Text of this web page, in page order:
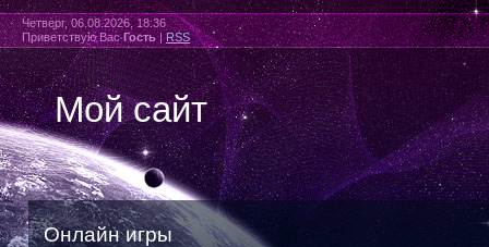
Четверг, 06.08.2026, 18:36
Приветствую Вас Гость|RSS
Мой сайт
Онлайн игры